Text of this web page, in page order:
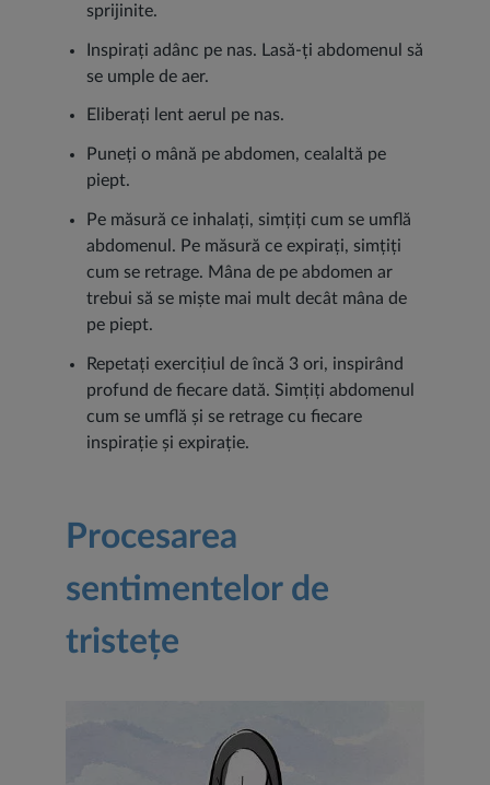
sprijinite.
Inspirați adânc pe nas. Lasă-ți abdomenul să
se umple de aer.
Eliberați lent aerul pe nas.
Puneți o mână pe abdomen, cealaltă pe
piept.
Pe măsură ce inhalați, simțiți cum se umflă
abdomenul. Pe măsură ce expirați, simțiți
cum se retrage. Mâna de pe abdomen ar
trebui să se miște mai mult decât mâna de
pe piept.
Repetați exercițiul de încă 3 ori, inspirând
profund de fiecare dată. Simțiți abdomenul
cum se umflă și se retrage cu fiecare
inspirație și expirație.
Procesarea
sentimentelor de
tristețe